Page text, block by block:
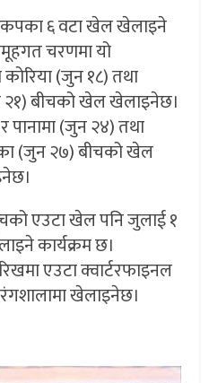
६ वटा खेल खेलाइने
चरणमा यो
कोरिया (जुन १८) तथा
२१) बीचको खेल खेलाइनेछ।
(जुन २४) तथा
(जुन २७) बीचको खेल
एउटा खेल पनि जुलाई १
कार्यक्रम छ।
एउटा क्वार्टरफाइनल
खेलाइनेछ।